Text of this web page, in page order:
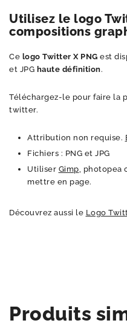
Utilisez le logo
compositions
Ce logo Twitter X PNG est
et JPG haute définition.
Téléchargez-le pour faire la
twitter.
Attribution non requise.
Fichiers : PNG et JPG
Utiliser Gimp ,
mettre en page.
Découvrez aussi le Logo
Produits